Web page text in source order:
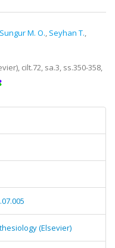
Sungur M. O., Seyhan T.,
cilt.72, sa.3, ss.350-358,
(Elsevier)